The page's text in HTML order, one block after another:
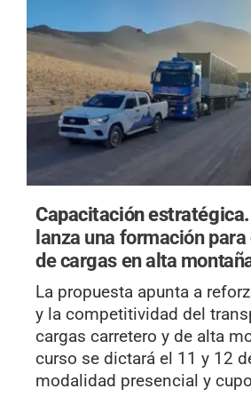
Capacitación
lanza una formación
de cargas en alta
La propuesta apunta a
y la competitividad del
cargas carretero y de alta
curso se dictará el 11 y 12
modalidad presencial y